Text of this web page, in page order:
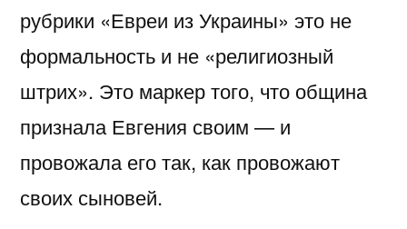
рубрики «Евреи из Украины» это не
формальность и не «религиозный
штрих». Это маркер того, что община
признала Евгения своим — и
провожала его так, как провожают
своих сыновей.